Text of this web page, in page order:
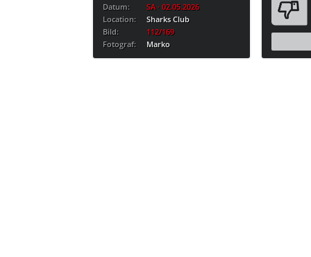
Datum:
SA · 02.05.2026
Location:
Sharks Club
Bild:
112/169
Fotograf:
Marko